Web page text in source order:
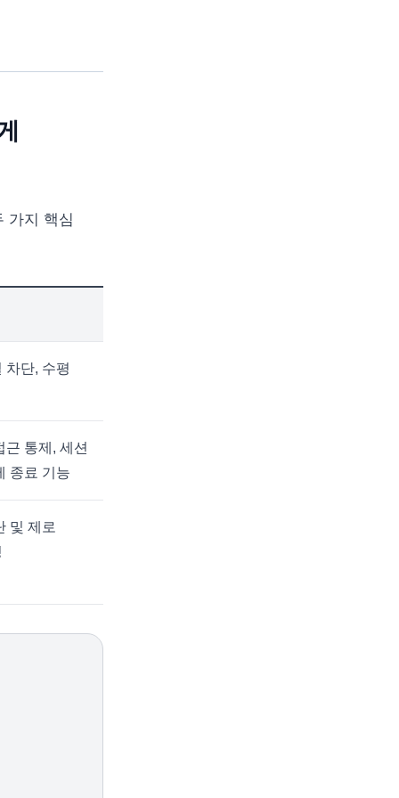
가지 핵심
차단, 수평
근 통제, 세션
종료 기능
및 제로